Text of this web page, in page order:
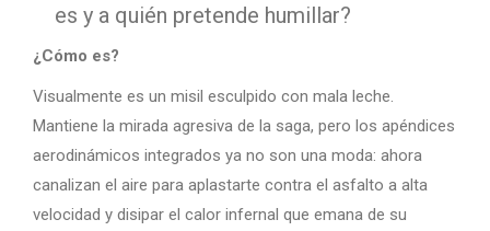
es y a quién pretende humillar?
¿Cómo es?
Visualmente es un misil esculpido con mala leche.
Mantiene la mirada agresiva de la saga, pero los apéndices
aerodinámicos integrados ya no son una moda: ahora
canalizan el aire para aplastarte contra el asfalto a alta
velocidad y disipar el calor infernal que emana de su